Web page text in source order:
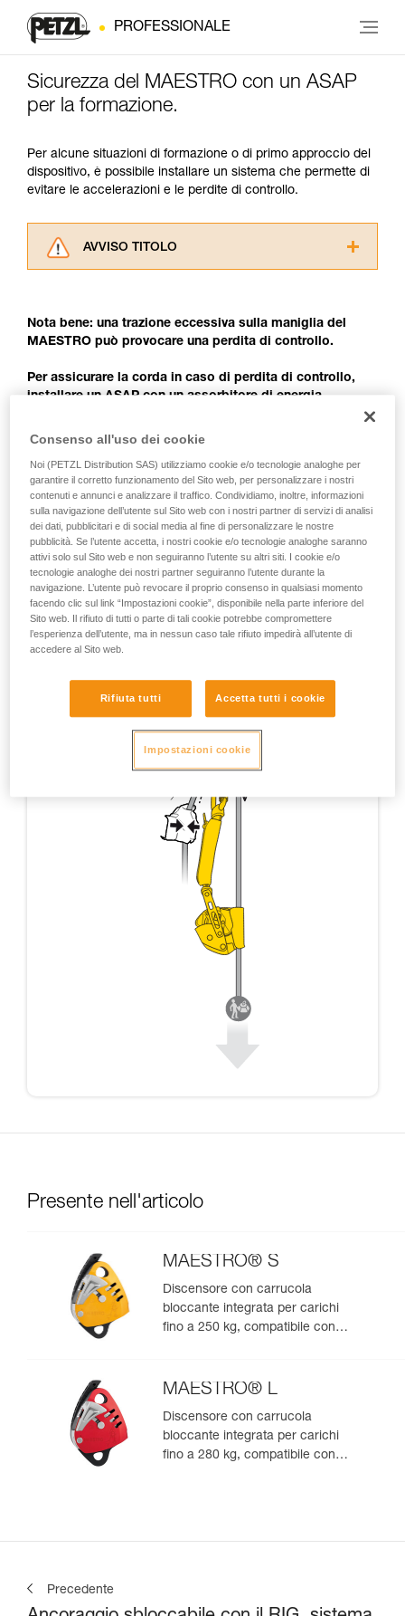
PROFESSIONALE
Sicurezza del MAESTRO con un ASAP
per la formazione.
Per alcune situazioni di formazione o di primo approccio del
dispositivo, è possibile installare un sistema che permette di
evitare le accelerazioni e le perdite di controllo.
AVVISO TITOLO
consultarlo. Dovete aver compreso le
informazioni dell’istruzione tecnica per poter
La padronanza di queste tecniche richiede una
formazione ed un addestramento specifico.
sicurezza, prima di riprodurla autonomamente.
Forniamo esempi di tecniche relative alla vostra
attività. Ne possono esistere altre che non
vengono qui descritte.
Nota bene: una trazione eccessiva sulla maniglia del
MAESTRO può provocare una perdita di controllo.
Per assicurare la corda in caso di perdita di controllo,
installare un ASAP con un assorbitore di energia
collegamento supplementare.
L’ASAP deve essere installato sul capo di corda tra il
MAESTRO e il carico.
Attenzione, questa tecnica non è equivalente a
un’autoassicurazione, che deve essere realizzata invece
con un sistema totalmente indipendente dal sistema di
lavoro.
Presente nell'articolo
MAESTRO® S
Discensore con carrucola
bloccante integrata per carichi
fino a 250 kg, compatibile con
MAESTRO® L
Discensore con carrucola
bloccante integrata per carichi
fino a 280 kg, compatibile con
Precedente
Consenso all'uso dei cookie
Noi (PETZL Distribution SAS) utilizziamo cookie e/o tecnologie analoghe per
garantire il corretto funzionamento del Sito web, per personalizzare i nostri
contenuti e annunci e analizzare il traffico. Condividiamo, inoltre, informazioni
sulla navigazione dell’utente sul Sito web con i nostri partner di servizi di analisi
dei dati, pubblicitari e di social media al fine di personalizzare le nostre
pubblicità. Se l’utente accetta, i nostri cookie e/o tecnologie analoghe saranno
attivi solo sul Sito web e non seguiranno l’utente su altri siti. I cookie e/o
tecnologie analoghe dei nostri partner seguiranno l’utente durante la
navigazione. L’utente può revocare il proprio consenso in qualsiasi momento
facendo clic sul link “Impostazioni cookie”, disponibile nella parte inferiore del
Sito web. Il rifiuto di tutti o parte di tali cookie potrebbe compromettere
l’esperienza dell’utente, ma in nessun caso tale rifiuto impedirà all’utente di
accedere al Sito web.
Rifiuta tutti Accetta tutti i cookie
Impostazioni cookie